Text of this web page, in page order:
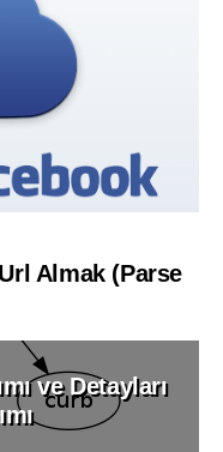
Almak (Parse
ve Detayları